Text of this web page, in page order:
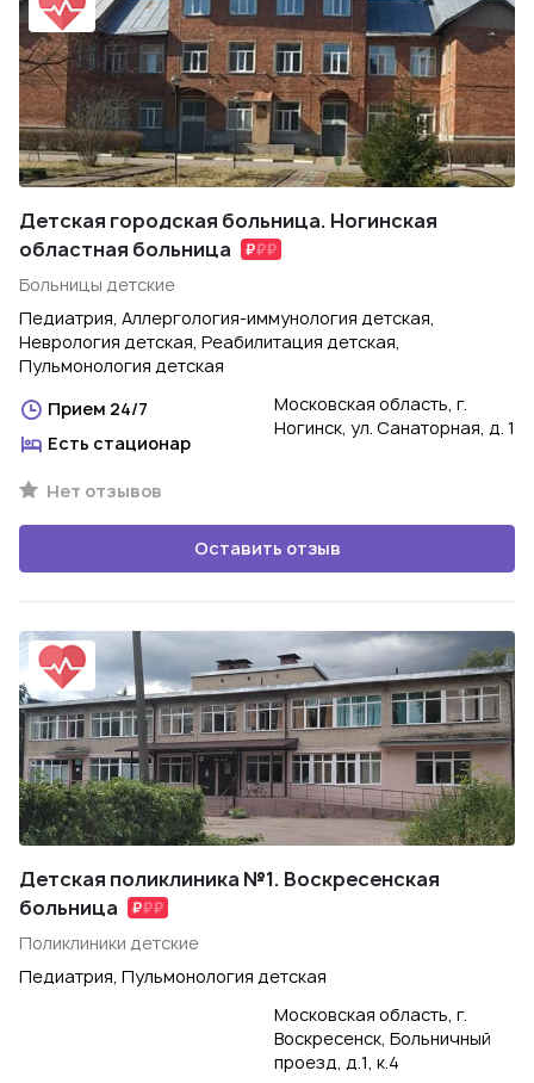
Детская городская больница. Ногинская
областная больница
Больницы детские
Педиатрия, Аллергология-иммунология детская,
Неврология детская, Реабилитация детская,
Пульмонология детская
Прием 24/7
Есть стационар
Московская область, г.
Ногинск, ул. Санаторная, д. 1
Нет отзывов
Оставить отзыв
Детская поликлиника №1. Воскресенская
больница
Поликлиники детские
Педиатрия, Пульмонология детская
Московская область, г.
Воскресенск, Больничный
проезд, д.1, к.4